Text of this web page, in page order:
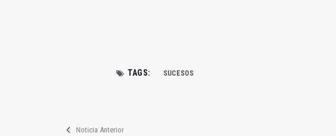
TAGS: SUCESOS
Noticia Anterior